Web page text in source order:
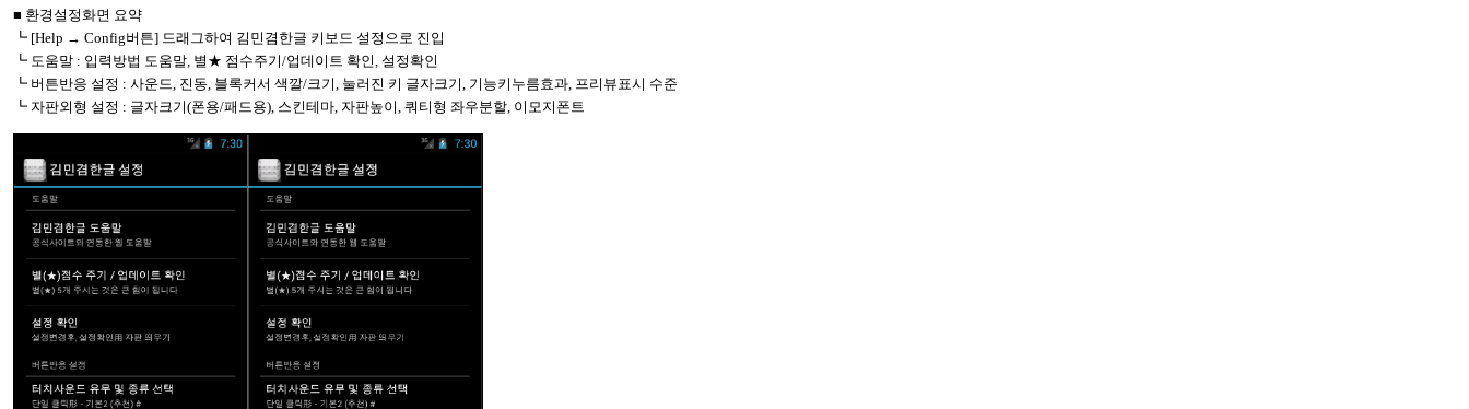
■ 환경설정화면 요약
┗ [Help → Config버튼] 드래그하여 김민겸한글 키보드 설정으로 진입
┗ 도움말 : 입력방법 도움말, 별★ 점수주기/업데이트 확인, 설정확인
┗ 버튼반응 설정 : 사운드, 진동, 블록커서 색깔/크기, 눌러진 키 글자크기, 기능키누름효과, 프리뷰표시 수준
┗ 자판외형 설정 : 글자크기(폰용/패드용), 스킨테마, 자판높이, 쿼티형 좌우분할, 이모지폰트